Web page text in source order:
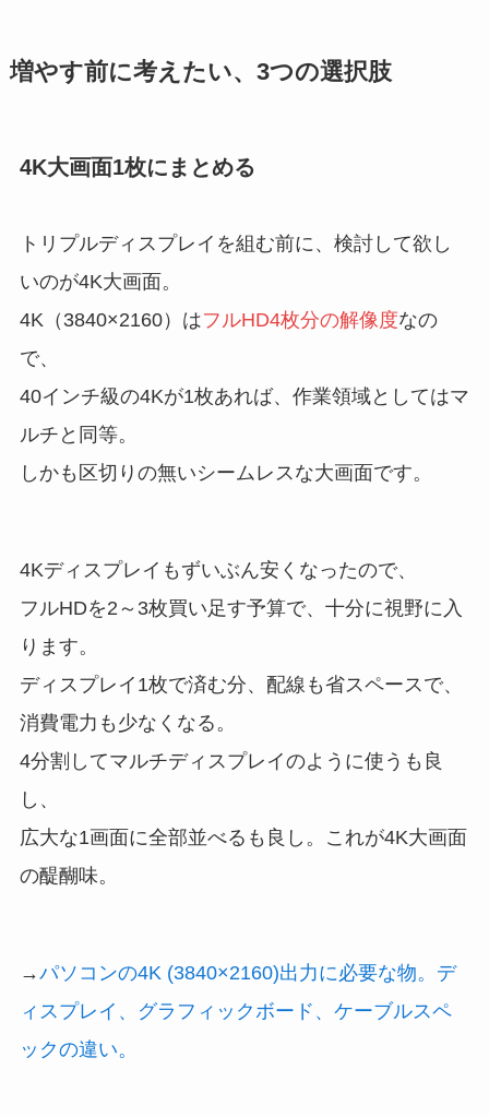
増やす前に考えたい、3つの選択肢
4K大画面1枚にまとめる
トリプルディスプレイを組む前に、検討して欲し
いのが4K大画面。
4K（3840×2160）はフルHD4枚分の解像度なの
で、
40インチ級の4Kが1枚あれば、作業領域としてはマ
ルチと同等。
しかも区切りの無いシームレスな大画面です。
4Kディスプレイもずいぶん安くなったので、
フルHDを2～3枚買い足す予算で、十分に視野に入
ります。
ディスプレイ1枚で済む分、配線も省スペースで、
消費電力も少なくなる。
4分割してマルチディスプレイのように使うも良
し、
広大な1画面に全部並べるも良し。これが4K大画面
の醍醐味。
→パソコンの4K (3840×2160)出力に必要な物。デ
ィスプレイ、グラフィックボード、ケーブルスペ
ックの違い。